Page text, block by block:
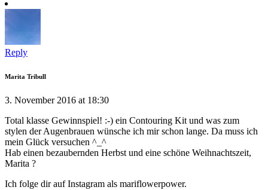
Reply
Marita Tribull
3. November 2016 at 18:30
Total klasse Gewinnspiel! :-) ein Contouring Kit und was zum
stylen der Augenbrauen wünsche ich mir schon lange. Da muss ich
mein Glück versuchen ^_^
Hab einen bezaubernden Herbst und eine schöne Weihnachtszeit,
Marita ?
Ich folge dir auf Instagram als mariflowerpower.